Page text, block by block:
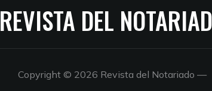
REVISTA DEL
Copyright © 2026 Revista del Notariado —